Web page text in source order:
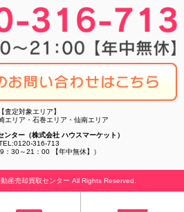
【査定対象エリア】
エリア・石巻エリア・仙南エリア
ンター（株式会社 ハウスマーケット）
316-713
：30～21：00 【年中無休】）
産売却買取センター All Rights Reserved.